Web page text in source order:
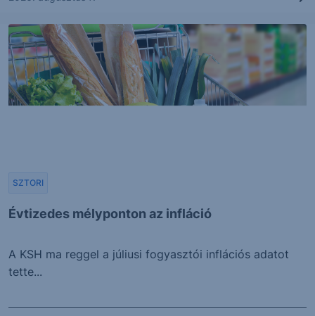
Évtizedes mélyponton az infláció
SZTORI
A KSH ma reggel a júliusi fogyasztói inflációs adatot
tette...